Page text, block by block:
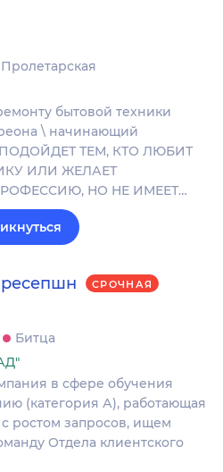
Пролетарская
бытовой техники
\ начинающий
ТЕМ, КТО ЛЮБИТ
ИЛИ ЖЕЛАЕТ
НО НЕ ИМЕЕТ…
СРОЧНАЯ
Битца
в сфере обучения
(категория А), работающая
ростом запросов, ищем
Отдела клиентского